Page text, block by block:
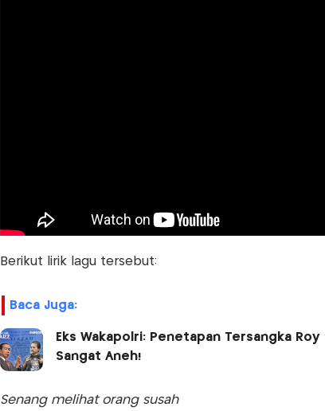
Berikut lirik lagu tersebut:
Baca Juga:
Eks Wakapolri: Penetapan Tersangka
Sangat Aneh!
Senang melihat orang susah